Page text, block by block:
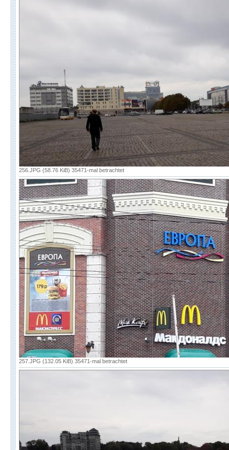
256.JPG (58.76 KiB) 35471-mal betrachtet
257.JPG (132.05 KiB) 35471-mal betrachtet